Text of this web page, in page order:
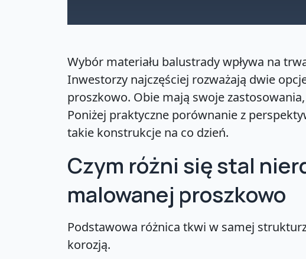
Wybór materiału balustrady wpływa na
Inwestorzy najczęściej rozważają dwie
proszkowo. Obie mają swoje
Poniżej praktyczne porównanie z
takie konstrukcje na co dzień.
Czym różni się stal
malowanej proszkowo
Podstawowa różnica tkwi w samej
korozją.